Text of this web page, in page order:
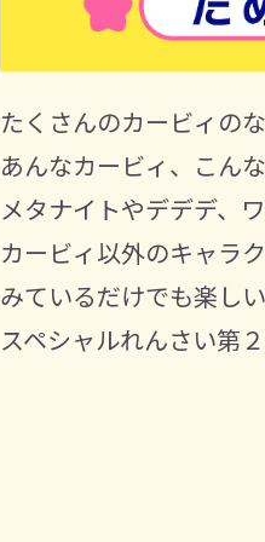
たくさんのカービィの
あんなカービィ、こん
メタナイトやデデデ、
カービィ以外のキャラ
みているだけでも楽し
スペシャルれんさい第